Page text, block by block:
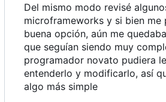
Del mismo modo revisé
microframeworks y si bien me
buena opción, aún me
que seguían siendo muy
programador novato pudiera
entenderlo y modificarlo, así
algo más simple